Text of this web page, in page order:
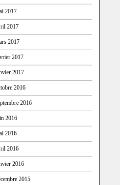
2017
2017
2017
2017
2017
2016
2016
2016
2016
2016
2016
2015